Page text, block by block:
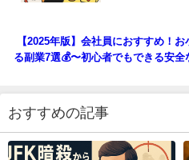
【2025年版】会社員におすすめ！
る副業7選💰〜初心者でもできる安全
おすすめの記事